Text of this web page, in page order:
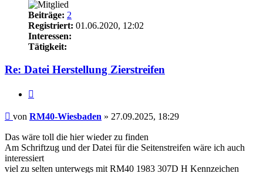
Beiträge: 2
Registriert: 01.06.2020, 12:02
Interessen:
Tätigkeit:
Re: Datei Herstellung Zierstreifen
Beitrag
von RM40-Wiesbaden » 27.09.2025, 18:29
Das wäre toll die hier wieder zu finden
Am Schriftzug und der Datei für die Seitenstreifen wäre ich auch
interessiert
viel zu selten unterwegs mit RM40 1983 307D H Kennzeichen